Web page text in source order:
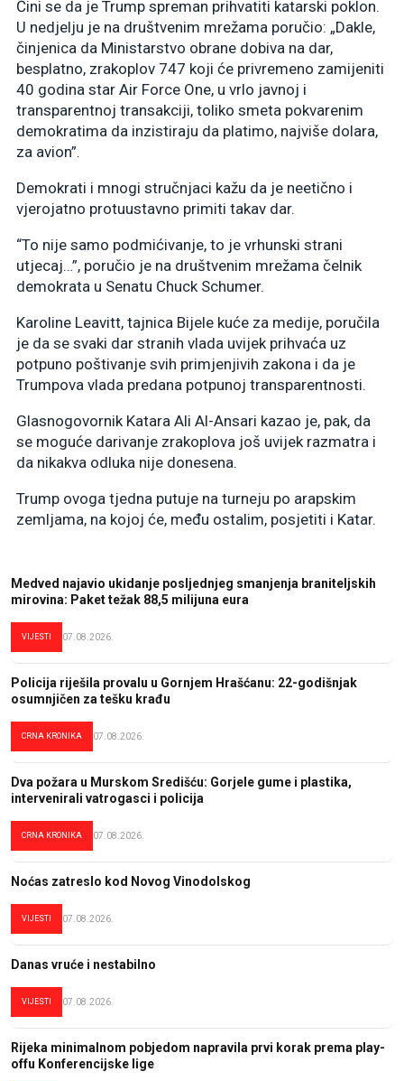
Čini se da je Trump spreman prihvatiti katarski poklon.
U nedjelju je na društvenim mrežama poručio: „Dakle,
činjenica da Ministarstvo obrane dobiva na dar,
besplatno, zrakoplov 747 koji će privremeno zamijeniti
40 godina star Air Force One, u vrlo javnoj i
transparentnoj transakciji, toliko smeta pokvarenim
demokratima da inzistiraju da platimo, najviše dolara,
za avion”.
Demokrati i mnogi stručnjaci kažu da je neetično i
vjerojatno protuustavno primiti takav dar.
“To nije samo podmićivanje, to je vrhunski strani
utjecaj…”, poručio je na društvenim mrežama čelnik
demokrata u Senatu Chuck Schumer.
Karoline Leavitt, tajnica Bijele kuće za medije, poručila
je da se svaki dar stranih vlada uvijek prihvaća uz
potpuno poštivanje svih primjenjivih zakona i da je
Trumpova vlada predana potpunoj transparentnosti.
Glasnogovornik Katara Ali Al-Ansari kazao je, pak, da
se moguće darivanje zrakoplova još uvijek razmatra i
da nikakva odluka nije donesena.
Trump ovoga tjedna putuje na turneju po arapskim
zemljama, na kojoj će, među ostalim, posjetiti i Katar.
Medved najavio ukidanje posljednjeg smanjenja braniteljskih
mirovina: Paket težak 88,5 milijuna eura
VIJESTI 07.08.2026.
Policija riješila provalu u Gornjem Hrašćanu: 22-godišnjak
osumnjičen za tešku krađu
CRNA KRONIKA 07.08.2026.
Dva požara u Murskom Središću: Gorjele gume i plastika,
intervenirali vatrogasci i policija
CRNA KRONIKA 07.08.2026.
Noćas zatreslo kod Novog Vinodolskog
VIJESTI 07.08.2026.
Danas vruće i nestabilno
VIJESTI 07.08.2026.
Rijeka minimalnom pobjedom napravila prvi korak prema play-
offu Konferencijske lige